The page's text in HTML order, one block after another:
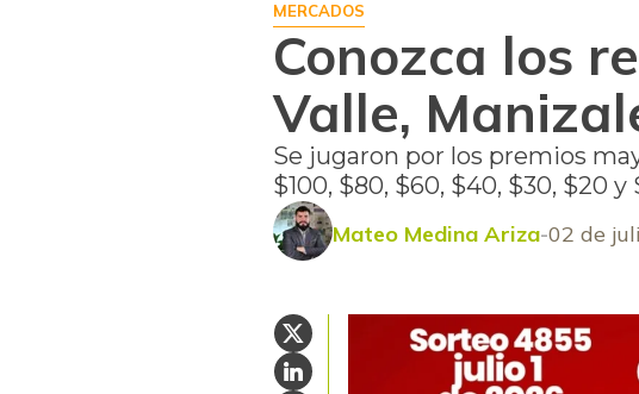
MERCADOS
Conozca los
Valle,
Se jugaron por los premios
$100, $80, $60, $40, $30, $20 y
Mateo Medina Ariza 02 de